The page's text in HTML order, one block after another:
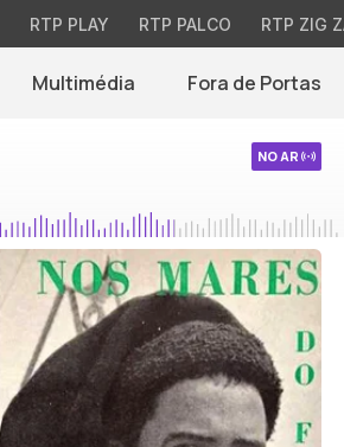
RTP PLAY RTP PALCO RTP ZIG
Multimédia Fora de Portas
NO AR